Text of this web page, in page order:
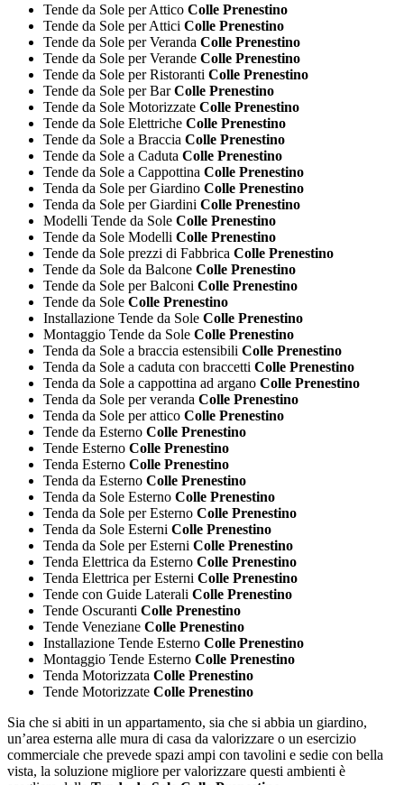
Tende da Sole per Attico Colle Prenestino
Tende da Sole per Attici Colle Prenestino
Tende da Sole per Veranda Colle Prenestino
Tende da Sole per Verande Colle Prenestino
Tende da Sole per Ristoranti Colle Prenestino
Tende da Sole per BarColle Prenestino
Tende da Sole Motorizzate Colle Prenestino
Tende da Sole Elettriche Colle Prenestino
Tende da Sole a Braccia Colle Prenestino
Tende da Sole a Caduta Colle Prenestino
Tende da Sole a Cappottina Colle Prenestino
Tenda da Sole per Giardino Colle Prenestino
Tenda da Sole per Giardini Colle Prenestino
Modelli Tende da Sole Colle Prenestino
Tende da Sole Modelli Colle Prenestino
Tende da Sole prezzi di Fabbrica Colle Prenestino
Tende da Sole da Balcone Colle Prenestino
Tende da Sole per Balconi Colle Prenestino
Tende da Sole Colle Prenestino
Installazione Tende da Sole Colle Prenestino
Montaggio Tende da Sole Colle Prenestino
Tenda da Sole a braccia estensibili Colle Prenestino
Tenda da Sole a caduta con braccetti Colle Prenestino
Tenda da Sole a cappottina ad argano Colle Prenestino
Tenda da Sole per veranda Colle Prenestino
Tenda da Sole per attico Colle Prenestino
Tende da Esterno Colle Prenestino
Tende Esterno Colle Prenestino
Tenda Esterno Colle Prenestino
Tenda da Esterno Colle Prenestino
Tenda da Sole Esterno Colle Prenestino
Tenda da Sole per Esterno Colle Prenestino
Tenda da Sole Esterni Colle Prenestino
Tenda da Sole per Esterni Colle Prenestino
Tenda Elettrica da Esterno Colle Prenestino
Tenda Elettrica per Esterni Colle Prenestino
Tende con Guide Laterali Colle Prenestino
Tende Oscuranti Colle Prenestino
Tende Veneziane Colle Prenestino
Installazione Tende Esterno Colle Prenestino
Montaggio Tende Esterno Colle Prenestino
Tenda Motorizzata Colle Prenestino
Tende Motorizzate Colle Prenestino
Sia che si abiti in un appartamento, sia che si abbia un giardino,
un’area esterna alle mura di casa da valorizzare o un esercizio
commerciale che prevede spazi ampi con tavolini e sedie con bella
vista, la soluzione migliore per valorizzare questi ambienti è